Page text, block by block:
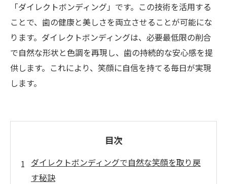
「ダイレクトボンディング」です。この技術を活用する
ことで、歯の健康と美しさを両立させることが可能にな
ります。ダイレクトボンディングは、必要最低限の削合
で自然な形状と色調を再現し、歯の持続的な安心感を提
供します。これにより、笑顔に自信を持てる毎日が実現
します。
目次
ダイレクトボンディングで自然な笑顔を取り戻
す秘訣